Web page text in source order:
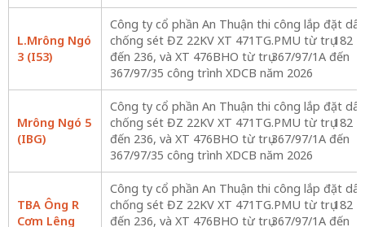
L.Mrông Ngó
3 (I53)
Công ty cổ phần An Thuận thi công lắp đặt dây
chống sét ĐZ 22KV XT 471TG.PMU từ trụ 182
đến 236, và XT 476BHO từ trụ 367/97/1A đến
367/97/35 công trình XDCB năm 2026
Mrông Ngó 5
(IBG)
Công ty cổ phần An Thuận thi công lắp đặt dây
chống sét ĐZ 22KV XT 471TG.PMU từ trụ 182
đến 236, và XT 476BHO từ trụ 367/97/1A đến
367/97/35 công trình XDCB năm 2026
TBA Ông R
Cơm Lêng
Công ty cổ phần An Thuận thi công lắp đặt dây
chống sét ĐZ 22KV XT 471TG.PMU từ trụ 182
đến 236, và XT 476BHO từ trụ 367/97/1A đến